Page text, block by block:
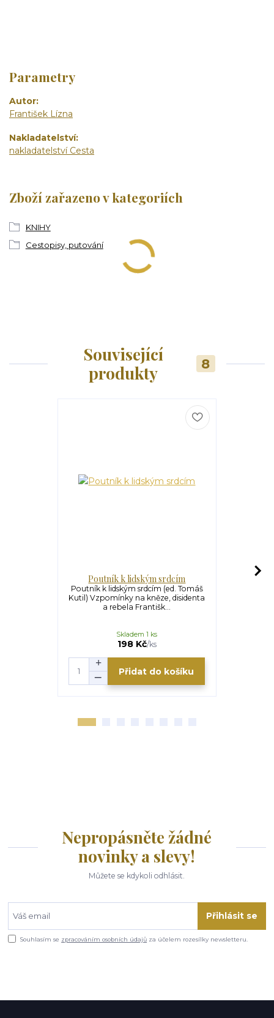
Parametry
Autor
František Lízna
Nakladatelství
nakladatelství Cesta
Zboží zařazeno v kategoriích
KNIHY
Cestopisy, putování
Související
produkty
8
Poutník k lidským srdcím
Poutník k lidským srdcím (ed. Tomáš
Kutil) Vzpomínky na kněze, disidenta
a rebela Františk...
198 Kč/ks
Skladem 1 ks
Přidat do košíku
Nepropásněte žádné
novinky a slevy!
Můžete se kdykoli odhlásit.
Přihlásit se
Souhlasím se zpracováním osobních údajů za účelem rozesílky newsletteru.